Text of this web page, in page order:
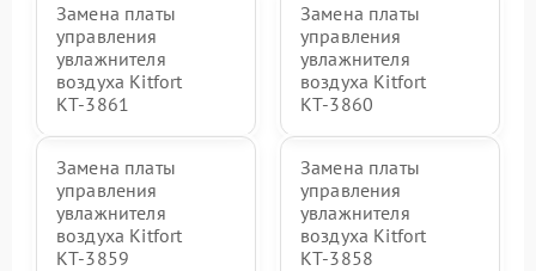
Замена платы
управления
увлажнителя
воздуха Kitfort
КТ-3861
Замена платы
управления
увлажнителя
воздуха Kitfort
КТ-3860
Замена платы
управления
увлажнителя
воздуха Kitfort
КТ-3859
Замена платы
управления
увлажнителя
воздуха Kitfort
КТ-3858